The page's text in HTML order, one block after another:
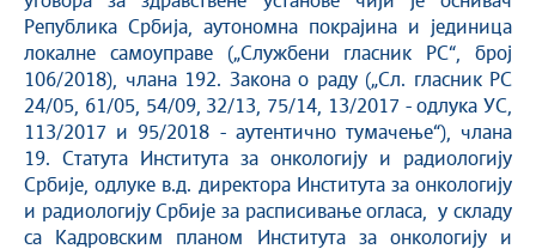
Република Србија, аутономна покрајина и јединица
локалне самоуправе („Службени гласник РС“, број
106/2018), члана 192. Закона о раду („Сл. гласник РС
24/05, 61/05, 54/09, 32/13, 75/14, 13/2017 - одлука УС,
113/2017 и 95/2018 - аутентично тумачење“), члана
19. Статута Института за онкологију и радиологију
Србије, одлуке в.д. директора Института за онкологију
и радиологију Србије за расписивање огласа, у складу
са Кадровским планом Института за онкологију и